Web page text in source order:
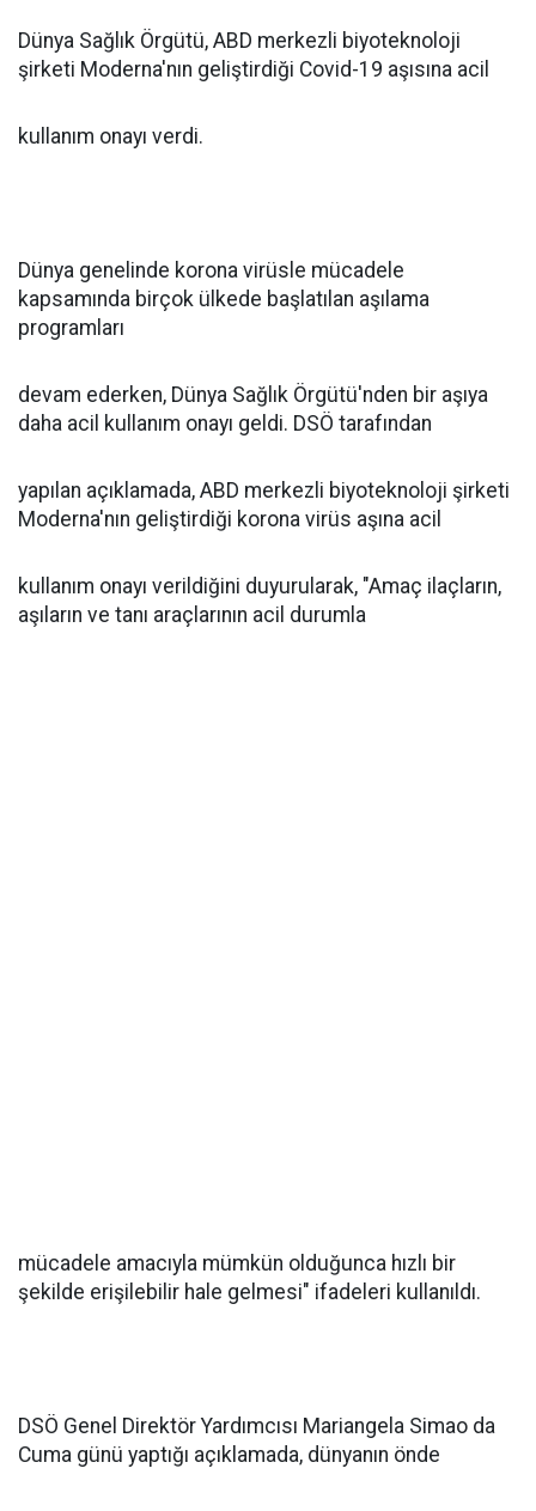
Dünya Sağlık Örgütü, ABD merkezli biyoteknoloji
şirketi Moderna'nın geliştirdiği Covid-19 aşısına acil
kullanım onayı verdi.
Dünya genelinde korona virüsle mücadele
kapsamında birçok ülkede başlatılan aşılama
programları
devam ederken, Dünya Sağlık Örgütü'nden bir aşıya
daha acil kullanım onayı geldi. DSÖ tarafından
yapılan açıklamada, ABD merkezli biyoteknoloji şirketi
Moderna'nın geliştirdiği korona virüs aşına acil
kullanım onayı verildiğini duyurularak, "Amaç ilaçların,
aşıların ve tanı araçlarının acil durumla
mücadele amacıyla mümkün olduğunca hızlı bir
şekilde erişilebilir hale gelmesi" ifadeleri kullanıldı.
DSÖ Genel Direktör Yardımcısı Mariangela Simao da
Cuma günü yaptığı açıklamada, dünyanın önde